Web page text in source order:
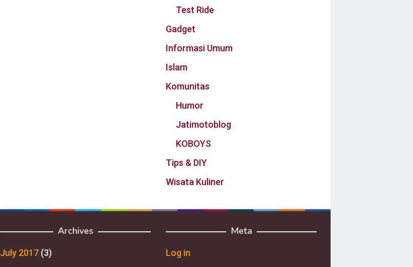
Test Ride
Gadget
Informasi Umum
Islam
Komunitas
Humor
Jatimotoblog
KOBOYS
Tips & DIY
Wisata Kuliner
Archives
July 2017 (3)
Meta
Log in